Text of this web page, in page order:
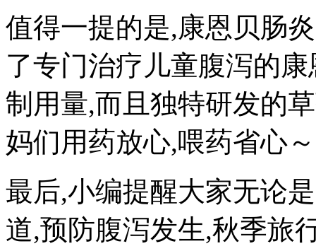
值得一提的是,康恩贝肠
了专门治疗儿童腹泻的
制用量,而且独特研发的
妈们用药放心,喂药省心～
最后,小编提醒大家无论
道,预防腹泻发生,秋季旅